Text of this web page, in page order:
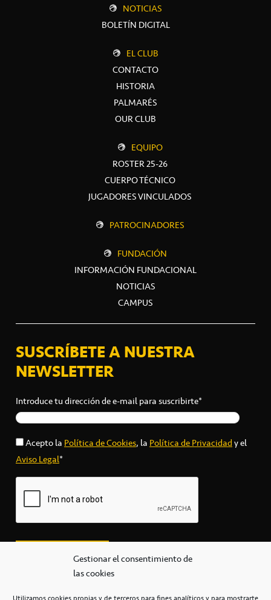
Gestionar el consentimiento de
las cookies
NOTICIAS
BOLETÍN DIGITAL
EL CLUB
CONTACTO
HISTORIA
PALMARÉS
OUR CLUB
EQUIPO
ROSTER 25-26
CUERPO TÉCNICO
JUGADORES VINCULADOS
PATROCINADORES
FUNDACIÓN
INFORMACIÓN FUNDACIONAL
NOTICIAS
CAMPUS
SUSCRÍBETE A NUESTRA
NEWSLETTER
Introduce tu dirección de e-mail para suscribirte*
Acepto laPolítica de Cookies, laPolítica de Privacidady el
Aviso Legal*